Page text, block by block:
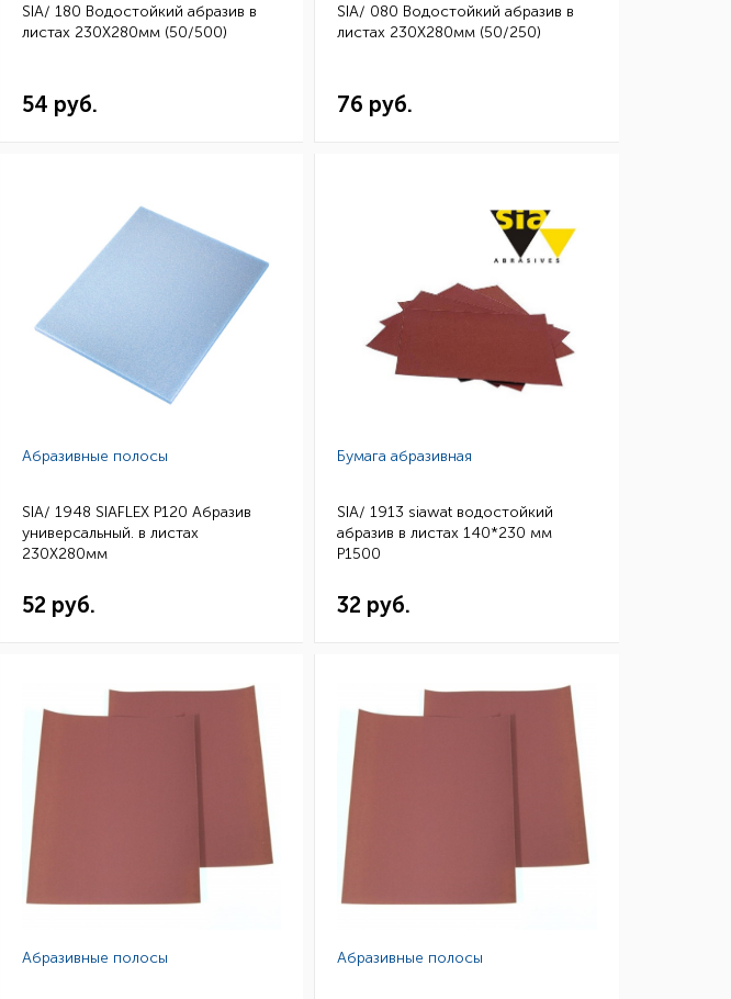
SIA/ 180 Водостойкий абразив в
листах 230Х280мм (50/500)
54 руб.
SIA/ 080 Водостойкий абразив в
листах 230Х280мм (50/250)
76 руб.
Абразивные полосы
SIA/ 1948 SIAFLEX Р120 Абразив
универсальный. в листах
230Х280мм
52 руб.
Бумага абразивная
SIA/ 1913 siawat водостойкий
абразив в листах 140*230 мм
P1500
32 руб.
Абразивные полосы Абразивные полосы